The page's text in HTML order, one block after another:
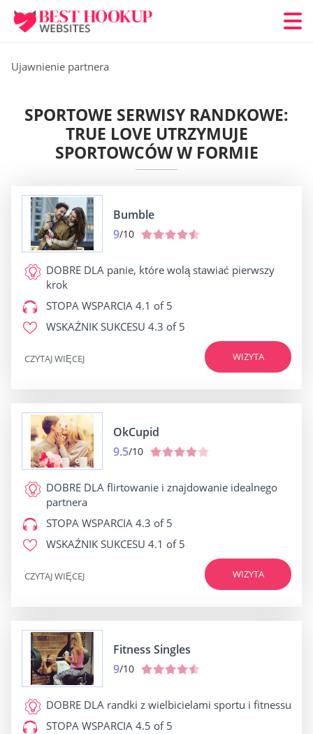
Ujawnienie partnera
SPORTOWE SERWISY RANDKOWE:
TRUE LOVE UTRZYMUJE
SPORTOWCÓW W FORMIE
Bumble
9/10
DOBRE DLA panie, które wolą stawiać pierwszy
krok
STOPA WSPARCIA 4.1 of 5
WSKAŹNIK SUKCESU 4.3 of 5
WIZYTA
CZYTAJ WIĘCEJ
OkCupid
9.5/10
DOBRE DLA flirtowanie i znajdowanie idealnego
partnera
STOPA WSPARCIA 4.3 of 5
WSKAŹNIK SUKCESU 4.1 of 5
WIZYTA
CZYTAJ WIĘCEJ
Fitness Singles
9/10
DOBRE DLA randki z wielbicielami sportu i fitnessu
STOPA WSPARCIA 4.5 of 5